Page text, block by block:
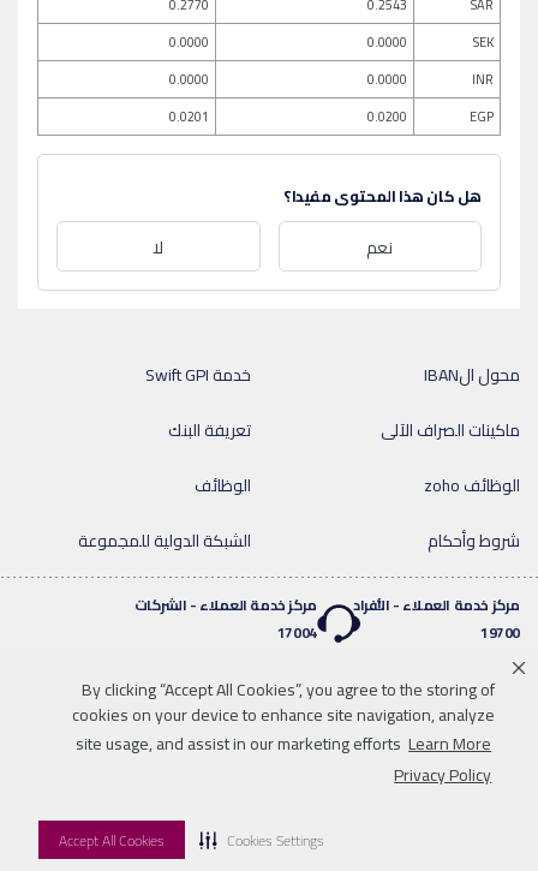
By clicking “Accept All Cookies”, you agree to the storing of
cookies on your device to enhance site navigation, analyze
site usage, and assist in our marketing efforts Learn More
Privacy Policy
Accept All Cookies Cookies Settings
0.2770
0.2543
SAR
0.0000
0.0000
SEK
0.0000
0.0000
INR
0.0201
0.0200 EGP
هل كان هذا المحتوى مفيدا؟
نعم لا
خدمة Swift GPI
محول الIBAN
تعريفة البنك
ماكينات الصراف الآلى
الوظائف
الوظائف zoho
الشبكة الدولية للمجموعة
شروط وأحكام
مركز خدمة العملاء - الأفراد
19700
مركز خدمة العملاء - الشركات
17004
خدمة واتساب المصرفية
0020219700
twitteryoutube
للاتصال بنا خريطة الموقع إخلاء المسؤولية
© 2026 QNB